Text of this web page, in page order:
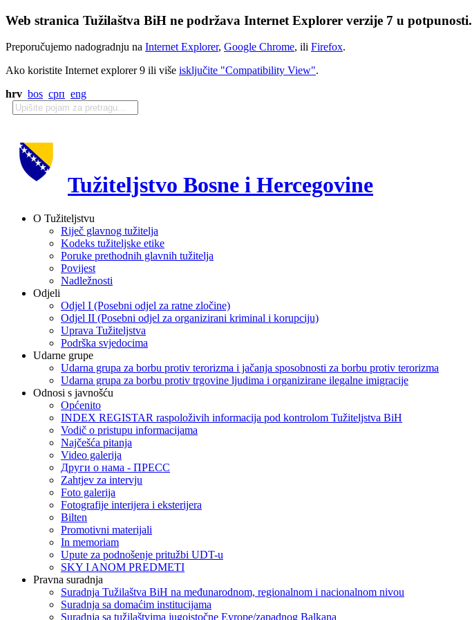
Web stranica Tužilaštva BiH ne podržava Internet Explorer verzije 7 u potpunosti.
Preporučujemo nadogradnju na Internet Explorer, Google Chrome, ili Firefox.
Ako koristite Internet explorer 9 ili više isključite "Compatibility View".
hrv bos срп eng
Tužiteljstvo Bosne i Hercegovine
O Tužiteljstvu
Riječ glavnog tužitelja
Kodeks tužiteljske etike
Poruke prethodnih glavnih tužitelja
Povijest
Nadležnosti
Odjeli
Odjel I (Posebni odjel za ratne zločine)
Odjel II (Posebni odjel za organizirani kriminal i korupciju)
Uprava Tužiteljstva
Podrška svjedocima
Udarne grupe
Udarna grupa za borbu protiv terorizma i jačanja sposobnosti za borbu protiv terorizma
Udarna grupa za borbu protiv trgovine ljudima i organizirane ilegalne imigracije
Odnosi s javnošću
Općenito
INDEX REGISTAR raspoloživih informacija pod kontrolom Tužiteljstva BiH
Vodič o pristupu informacijama
Najčešća pitanja
Video galerija
Други о нама - ПРЕСC
Zahtjev za intervju
Foto galerija
Fotografije interijera i eksterijera
Bilten
Promotivni materijali
In memoriam
Upute za podnošenje pritužbi UDT-u
SKY I ANOM PREDMETI
Pravna suradnja
Suradnja Tužilaštva BiH na međunarodnom, regionalnom i nacionalnom nivou
Suradnja sa domaćim institucijama
Suradnja sa tužilaštvima jugoistočne Evrope/zapadnog Balkana